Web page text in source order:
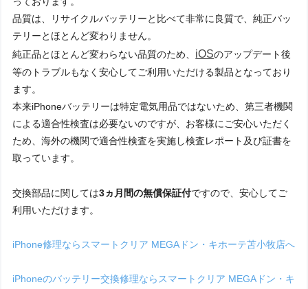
品質は、リサイクルバッテリーと比べて非常に良質で、純正バッ
テリーとほとんど変わりません。
純正品とほとんど変わらない品質のため、 iOSのアップデート後
等のトラブルもなく安心してご利用いただける製品となっており
ます。
本来iPhoneバッテリーは特定電気用品ではないため、第三者機関
による適合性検査は必要ないのですが、お客様にご安心いただく
ため、海外の機関で適合性検査を実施し検査レポート及び証書を
取っています。
交換部品に関しては3ヵ月間の無償保証付ですので、安心してご
利用いただけます。
iPhone修理ならスマートクリア MEGAドン・キホーテ苫小牧店へ
iPhoneのバッテリー交換修理ならスマートクリア MEGAドン・キ